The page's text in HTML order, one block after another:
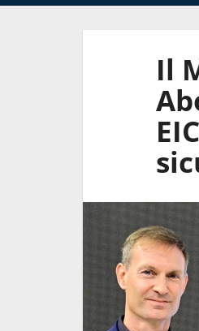
Il
Decreto
1000